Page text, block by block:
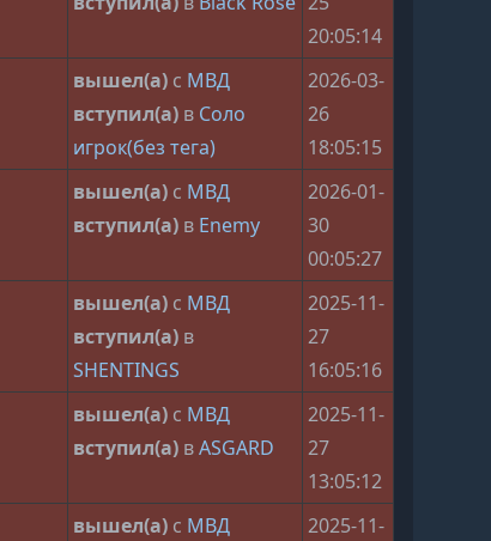
20:05:14
вышел(а) с МВД
вступил(а) в Соло
игрок(без тега)
2026-03-
26
18:05:15
вышел(а) с МВД
вступил(а) в Enemy
2026-01-
30
00:05:27
вышел(а) с МВД
вступил(а) в
SHENTINGS
2025-11-
27
16:05:16
вышел(а) с МВД
вступил(а) вASGARD
2025-11-
27
13:05:12
вышел(а) с МВД
2025-11-